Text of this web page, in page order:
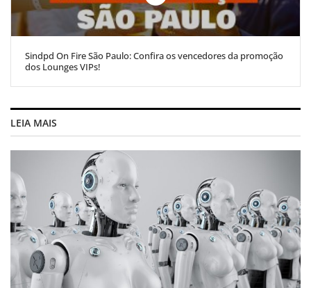
Sindpd On Fire São Paulo: Confira os vencedores da promoção
dos Lounges VIPs!
LEIA MAIS